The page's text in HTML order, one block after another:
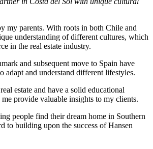
my parents. With roots in both Chile and
understanding of different cultures, which
in the real estate industry.
and subsequent move to Spain have
adapt and understand different lifestyles.
estate and have a solid educational
provide valuable insights to my clients.
people find their dream home in Southern
to building upon the success of Hansen